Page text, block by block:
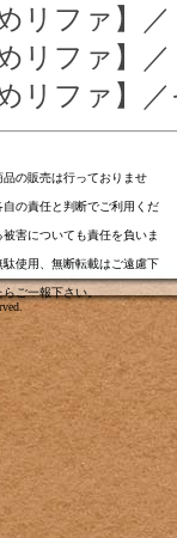
リファ】
リファ】
リファ】
の販売は行っておりませ
の責任と判断でご利用くだ
害についても責任を負いま
使用、無断転載はご遠慮下
ら ご一報下さい